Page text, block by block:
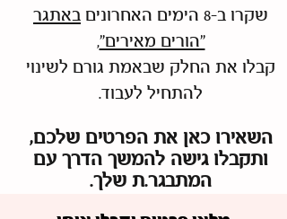
שקרו ב-8 הימים האחרונים
באתגר
"הורים מאירים",
קבלו את החלק שבאמת גורם לשינוי
להתחיל לעבוד.
השאירו כאן את הפרטים שלכם,
ותקבלו גישה להמשך הדרך עם
המתבגר.ת שלך.